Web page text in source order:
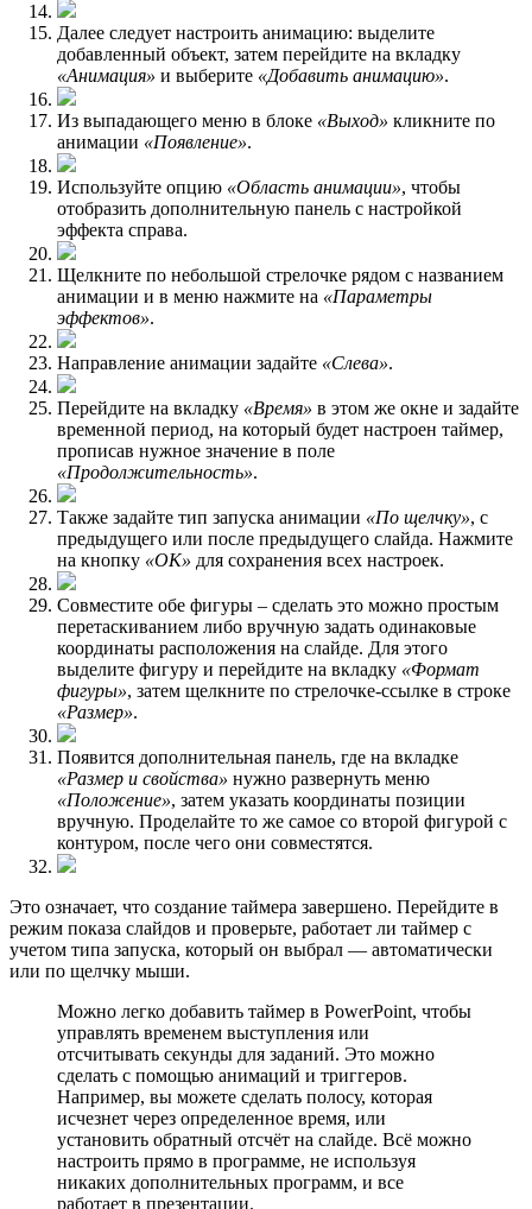
Далее следует настроить анимацию: выделите
добавленный объект, затем перейдите на вкладку
«Анимация» и выберите «Добавить анимацию».
Из выпадающего меню в блоке «Выход» кликните по
анимации «Появление».
Используйте опцию «Область анимации», чтобы
отобразить дополнительную панель с настройкой
эффекта справа.
Щелкните по небольшой стрелочке рядом с названием
анимации и в меню нажмите на «Параметры
эффектов».
Направление анимации задайте «Слева».
Перейдите на вкладку «Время» в этом же окне и задайте
временной период, на который будет настроен таймер,
прописав нужное значение в поле
«Продолжительность».
Также задайте тип запуска анимации «По щелчку», с
предыдущего или после предыдущего слайда. Нажмите
на кнопку «ОК» для сохранения всех настроек.
Совместите обе фигуры – сделать это можно простым
перетаскиванием либо вручную задать одинаковые
координаты расположения на слайде. Для этого
выделите фигуру и перейдите на вкладку «Формат
фигуры», затем щелкните по стрелочке-ссылке в строке
«Размер».
Появится дополнительная панель, где на вкладке
«Размер и свойства» нужно развернуть меню
«Положение», затем указать координаты позиции
вручную. Проделайте то же самое со второй фигурой с
контуром, после чего они совместятся.
Это означает, что создание таймера завершено. Перейдите в
режим показа слайдов и проверьте, работает ли таймер с
учетом типа запуска, который он выбрал — автоматически
или по щелчку мыши.
Можно легко добавить таймер в PowerPoint, чтобы
управлять временем выступления или
отсчитывать секунды для заданий. Это можно
сделать с помощью анимаций и триггеров.
Например, вы можете сделать полосу, которая
исчезнет через определенное время, или
установить обратный отсчёт на слайде. Всё можно
настроить прямо в программе, не используя
никаких дополнительных программ, и все
работает в презентации.